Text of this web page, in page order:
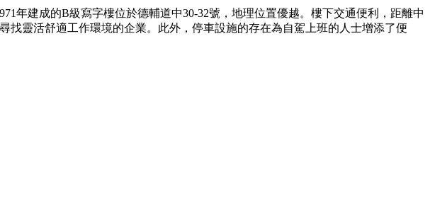
年建成的B級寫字樓位於德輔道中30-32號，地理位置優越。樓下交通便利，距離中
靈活舒適工作環境的企業。此外，停車設施的存在為自駕上班的人士增添了便